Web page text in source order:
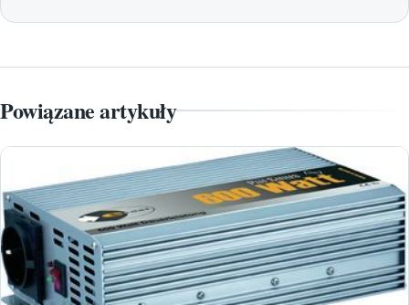
Powiązane artykuły